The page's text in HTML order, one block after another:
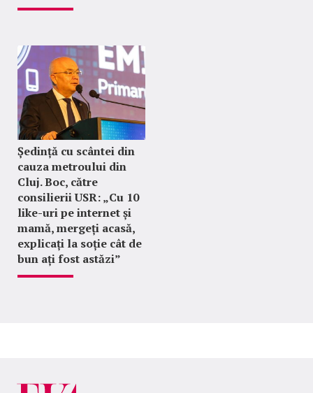
Ședință cu scântei din
cauza metroului din
Cluj. Boc, către
consilierii USR: „Cu 10
like-uri pe internet și
mamă, mergeți acasă,
explicați la soție cât de
bun ați fost astăzi”